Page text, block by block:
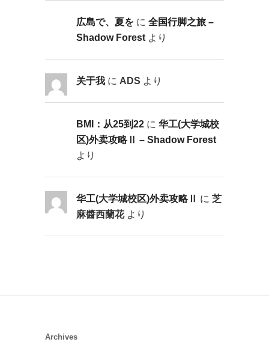
広島で、夏をに 全国行脚之旅 –
Shadow Forestより
关于我に ADS より
BMI：从25到22に 华工(大学城校
区)外卖攻略Ⅱ – Shadow Forest
より
华工(大学城校区)外卖攻略Ⅱ に 芝
麻醬西蘭花より
Archives